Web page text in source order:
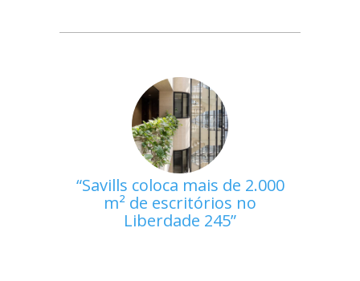
Savills coloca mais de 2.000
m² de escritórios no
Liberdade 245